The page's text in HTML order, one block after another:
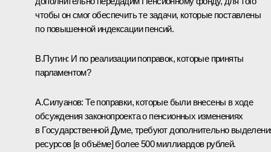
чтобы он смог обеспечить те задачи, которые поставлены
по повышенной индексации пенсий.
В.Путин: И по реализации поправок, которые приняты
парламентом?
А.Силуанов:Те поправки, которые были внесены в ходе
обсуждения законопроекта о пенсионных изменениях
в Государственной Думе, требуют дополнительно
ресурсов [в объёме] более 500 миллиардов рублей.